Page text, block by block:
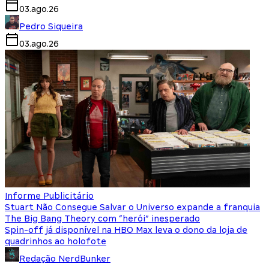
03.ago.26
Pedro Siqueira
03.ago.26
Informe Publicitário
Stuart Não Consegue Salvar o Universo expande a franquia
The Big Bang Theory com “herói” inesperado
Spin-off já disponível na HBO Max leva o dono da loja de
quadrinhos ao holofote
Redação NerdBunker